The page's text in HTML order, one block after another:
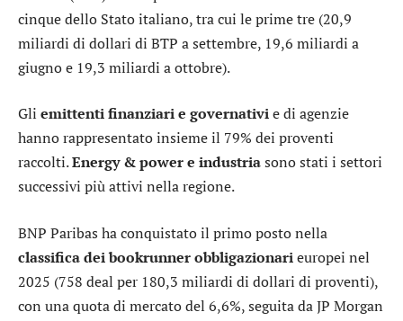
cinque dello Stato italiano, tra cui le prime tre (20,9
miliardi di dollari di BTP a settembre, 19,6 miliardi a
giugno e 19,3 miliardi a ottobre).
Gli emittenti finanziari e governativie di agenzie
hanno rappresentato insieme il 79% dei proventi
raccolti.Energy & power e industriasono stati i settori
successivi più attivi nella regione.
BNP Paribas ha conquistato il primo posto nella
classifica dei bookrunner obbligazionarieuropei nel
2025 (758 deal per 180,3 miliardi di dollari di proventi),
con una quota di mercato del 6,6%, seguita daJP Morgan